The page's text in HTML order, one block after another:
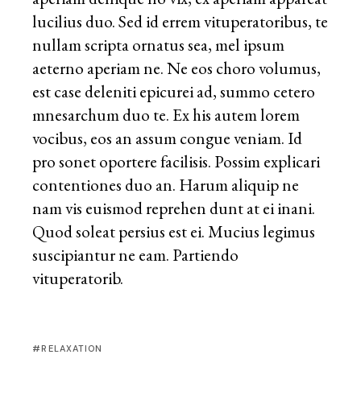
lucilius duo. Sed id errem vituperatoribus, te
nullam scripta ornatus sea, mel ipsum
aeterno aperiam ne. Ne eos choro volumus,
est case deleniti epicurei ad, summo cetero
mnesarchum duo te. Ex his autem lorem
vocibus, eos an assum congue veniam. Id
pro sonet oportere facilisis. Possim explicari
contentiones duo an. Harum aliquip ne
nam vis euismod reprehen dunt at ei inani.
Quod soleat persius est ei. Mucius legimus
suscipiantur ne eam. Partiendo
vituperatorib.
RELAXATION